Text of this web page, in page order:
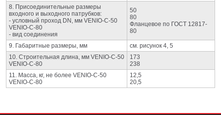
8. Присоединительные размеры
входного и выходного патрубков:
- условный проход DN, мм VENIO-C-50
VENIO-C-80
- вид соединения
50
80
Фланцевое по ГОСТ 12817-
80
9. Габаритные размеры, мм
см. рисунок 4, 5
10. Строительная длина, мм VENIO-C-50
VENIO-C-80
173
238
11. Масса, кг, не более VENIO-C-50
VENIO-C-80
12,5
20,5